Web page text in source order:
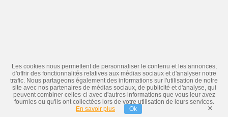
Les cookies nous permettent de personnaliser le contenu et les annonces,
d'offrir des fonctionnalités relatives aux médias sociaux et d'analyser notre
trafic. Nous partageons également des informations sur l'utilisation de notre
site avec nos partenaires de médias sociaux, de publicité et d'analyse, qui
peuvent combiner celles-ci avec d'autres informations que vous leur avez
fournies ou qu'ils ont collectées lors de votre utilisation de leurs services.
En savoir plus
Ok ×